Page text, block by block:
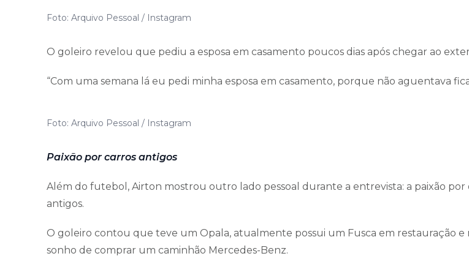
Foto: Arquivo Pessoal / Instagram
O goleiro revelou que pediu a esposa em casamento poucos dias após chegar ao
“Com uma semana lá eu pedi minha esposa em casamento, porque não aguentava
Foto: Arquivo Pessoal / Instagram
Paixão por carros antigos
Além do futebol, Airton mostrou outro lado pessoal durante a entrevista: a paixão por
antigos.
O goleiro contou que teve um Opala, atualmente possui um Fusca em restauração e
sonho de comprar um caminhão Mercedes-Benz.